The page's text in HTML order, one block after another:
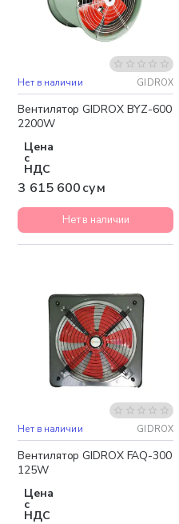
Бесплатная доставка
Нет в наличии GIDROX
Вентилятор GIDROX BYZ-600
2200W
Цена
с
НДС
3 615 600 сум
Нет в наличии
Нет в наличии GIDROX
Вентилятор GIDROX FAQ-300
125W
Цена
с
НДС